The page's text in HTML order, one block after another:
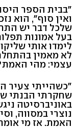
"בבית הספר
ואין סוף", הוא
שלכל דבר יש
בעל אמונות
לימדו אותי
לא מאמין
עצמי: מהי
"כשהייתי צעיר
שחקרתי הבנתי
באוניברסיטה
נוצרי במסווה,
האמת. אז מי